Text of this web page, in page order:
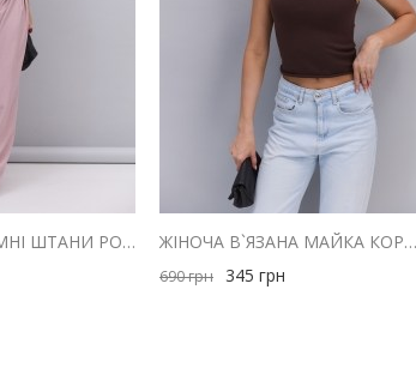
ЖІНОЧІ КОСТЮМНІ ШТАНИ РОЖЕВІ ЗІ СКЛАДКАМИ ВГОРІ ЖІНОЧА В`ЯЗАНА МАЙКА КОРИЧНЕВА З ЗАКРУЧЕНИМИ КРАЯМИ
690грн 345 грн